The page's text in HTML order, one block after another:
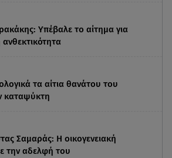
Υπέβαλε το αίτημα για
ανθεκτικότητα
τα αίτια θανάτου του
καταψύκτη
Σαμαράς: Η οικογενειακή
την αδελφή του